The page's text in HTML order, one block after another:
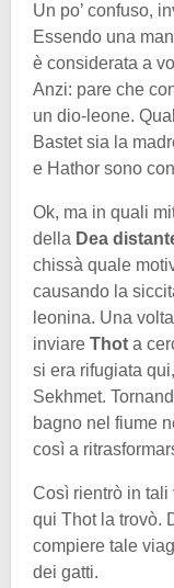
Un po’ confuso,
Essendo una
è considerata a
Anzi: pare che
un dio-leone.
Bastet sia la
e Hathor sono
Ok, ma in quali
della Dea
chissà quale
causando la
leonina. Una
inviare Thot a
si era rifugiata
Sekhmet.
bagno nel fiume
così a
Così rientrò in tali
qui Thot la trovò.
compiere tale
dei gatti.